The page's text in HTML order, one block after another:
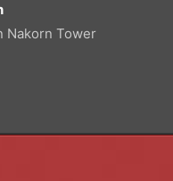
Nakorn Tower